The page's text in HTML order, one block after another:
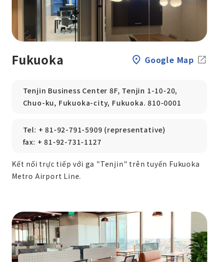
Fukuoka Google Map
Tenjin Business Center 8F, Tenjin 1-10-20,
Chuo-ku, Fukuoka-city, Fukuoka. 810-0001
Tel: + 81-92-791-5909 (representative)
fax: + 81-92-731-1127
Kết nối trực tiếp với ga "Tenjin" trên tuyến Fukuoka
Metro Airport Line.